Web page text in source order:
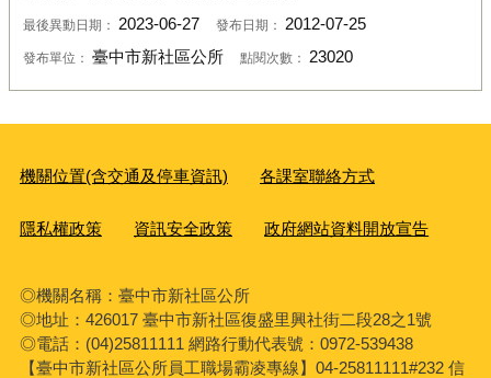
最後異動日期： 2023-06-27 發布日期： 2012-07-25
發布單位： 臺中市新社區公所 點閱次數： 23020
機關位置(含交通及停車資訊) 各課室聯絡方式
隱私權政策 資訊安全政策 政府網站資料開放宣告
◎機關名稱：臺中市新社區公所
◎地址：426017 臺中市新社區復盛里興社街二段28之1號
◎電話：(04)25811111 網路行動代表號：0972-539438
【臺中市新社區公所員工職場霸凌專線】04-25811111#232 信